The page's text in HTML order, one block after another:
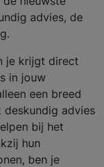
advies, de
je krijgt direct
in jouw
een breed
advies
bij het
hun
ben je